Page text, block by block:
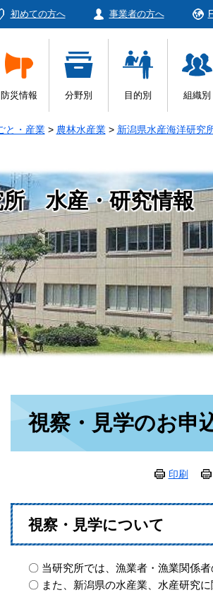
初めての方へ 事業者の方へ
防災情報 分野別 目的別 組織別
と・産業 > 農林水産業 > 新潟県水産海洋研
所 水産・研究情報
視察・見学のお申
印刷
視察・見学について
〇 当研究所では、漁業者・漁業関係
〇 また、新潟県の水産業、水産研究